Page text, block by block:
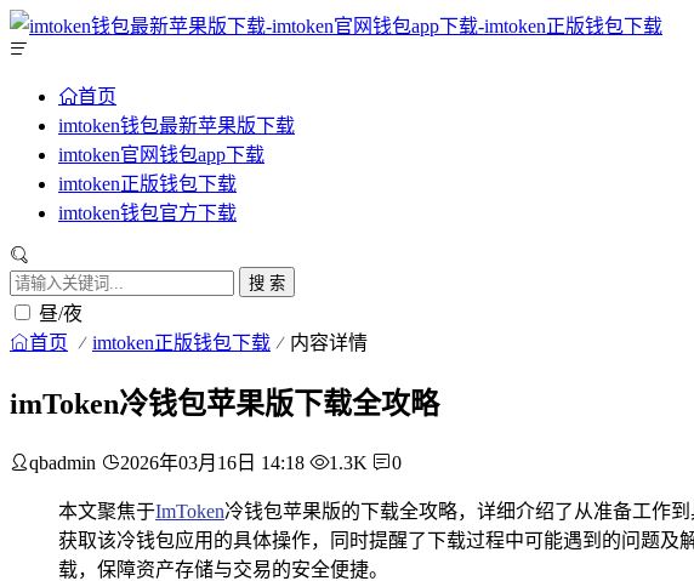
首页
imtoken钱包最新苹果版下载
imtoken官网钱包app下载
imtoken正版钱包下载
imtoken钱包官方下载
搜 索
昼/夜
首页 imtoken正版钱包下载 内容详情
imToken冷钱包苹果版下载全攻略
qbadmin 2026年03月16日 14:18 1.3K 0
本文聚焦于ImToken冷钱包苹果版的下载全攻略，详细介绍了从准备工作
获取该冷钱包应用的具体操作，同时提醒了下载过程中可能遇到的问题
载，保障资产存储与交易的安全便捷。